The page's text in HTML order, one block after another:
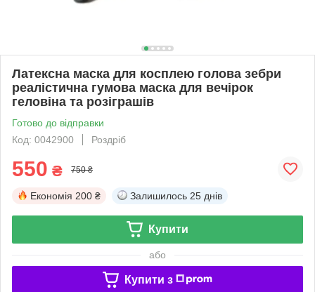
Латексна маска для косплею голова зебри
реалістична гумова маска для вечірок
геловіна та розіграшів
Готово до відправки
Код: 0042900
Роздріб
550 ₴ 750 ₴
Економія 200 ₴ Залишилось 25 днів
Купити
або
Купити з